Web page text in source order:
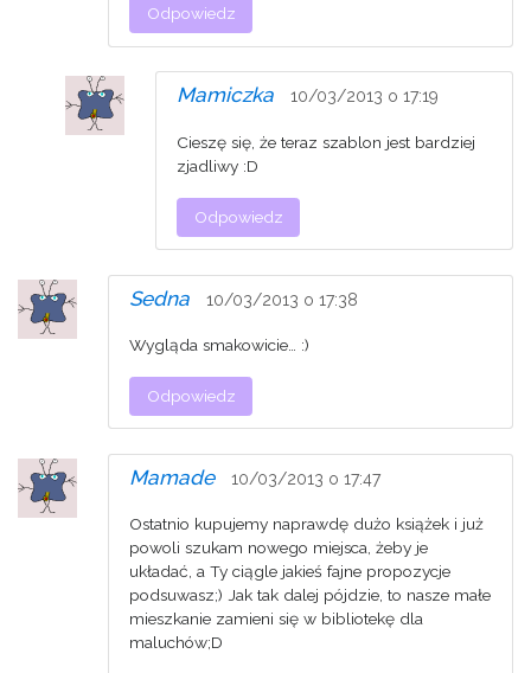
Odpowiedz
Mamiczka 10/03/2013 o 17:19
Cieszę się, że teraz szablon jest bardziej
zjadliwy :D
Odpowiedz
Sedna 10/03/2013 o 17:38
Wygląda smakowicie… :)
Odpowiedz
Mamade 10/03/2013 o 17:47
Ostatnio kupujemy naprawdę dużo książek i już
powoli szukam nowego miejsca, żeby je
układać, a Ty ciągle jakieś fajne propozycje
podsuwasz;) Jak tak dalej pójdzie, to nasze małe
mieszkanie zamieni się w bibliotekę dla
maluchów;D